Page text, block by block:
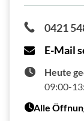
0421
E-Mail
Heute
09:00-
Alle